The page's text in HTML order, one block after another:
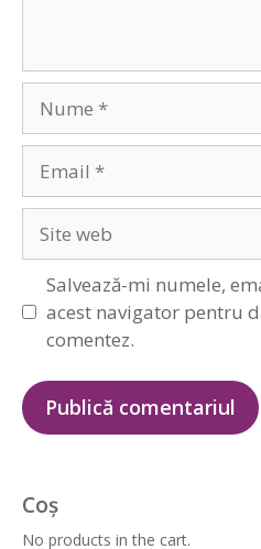
web
Salvează-mi numele,
acest navigator pentru
comentez.
Coș
No products in the cart.